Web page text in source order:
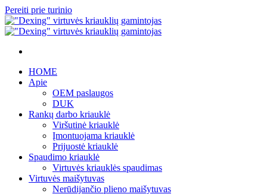
Pereiti prie turinio
HOME
Apie
OEM paslaugos
DUK
Rankų darbo kriauklė
Viršutinė kriauklė
Įmontuojama kriauklė
Prijuostė kriauklė
Spaudimo kriauklė
Virtuvės kriauklės spaudimas
Virtuvės maišytuvas
Nerūdijančio plieno maišytuvas